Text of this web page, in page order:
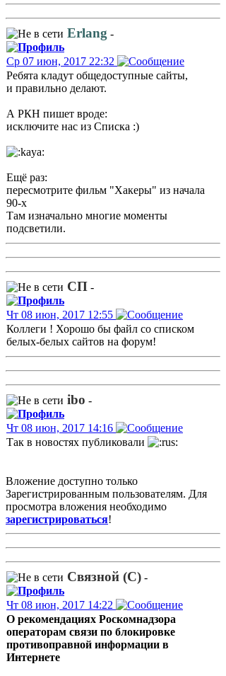
Erlang -
Ср 07 июн, 2017 22:32
Ребята кладут общедоступные сайты,
и правильно делают.
А РКН пишет вроде:
исключите нас из Списка :)
Ещё раз:
пересмотрите фильм "Хакеры" из начала
90-х
Там изначально многие моменты
подсветили.
СП -
Чт 08 июн, 2017 12:55
Коллеги ! Хорошо бы файл со списком
белых-белых сайтов на форум!
ibo -
Чт 08 июн, 2017 14:16
Так в новостях публиковали
Вложение доступно только
Зарегистрированным пользователям. Для
просмотра вложения необходимо
зарегистрироваться!
Связной (С) -
Чт 08 июн, 2017 14:22
О рекомендациях Роскомнадзора
операторам связи по блокировке
противоправной информации в
Интернете